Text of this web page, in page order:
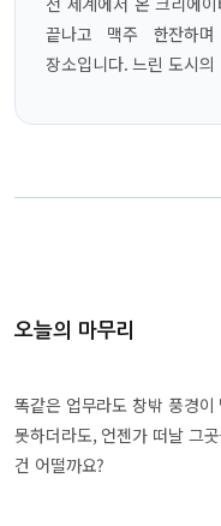
끝나고 맥주 한잔하
장소입니다. 느린 도시
오늘의 마무리
똑같은 업무라도 창밖 풍경
못하더라도, 언젠가 떠날 그
건 어떨까요?